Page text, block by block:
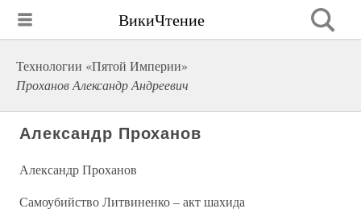
ВикиЧтение
Технологии «Пятой Империи»
Проханов Александр Андреевич
Александр Проханов
Александр Проханов
Самоубийство Литвиненко – акт шахида